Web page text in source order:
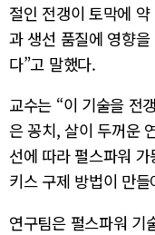
절인 전갱이 토막에
과 생선 품질에 영향
다”고 말했다.
교수는 “이 기술을 전
은 꽁치, 살이 두꺼운
선에 따라 펄스파워
키스 구제 방법이 만
연구팀은 펄스파워 기